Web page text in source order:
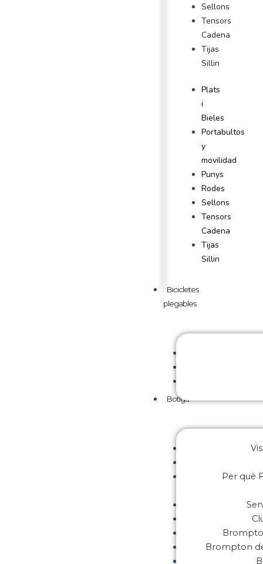
Sellons
Tensors
Cadena
Tijas
Sillin
Plats
i
Bieles
Portabultos
y
movilidad
Punys
Rodes
Sellons
Tensors
Cadena
Tijas
Sillin
Bicicletes
plegables
Botiga
Per què
Brompton